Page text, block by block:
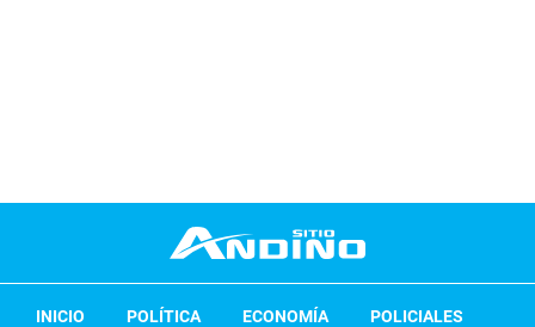
INICIO POLÍTICA ECONOMÍA
POLICIALES